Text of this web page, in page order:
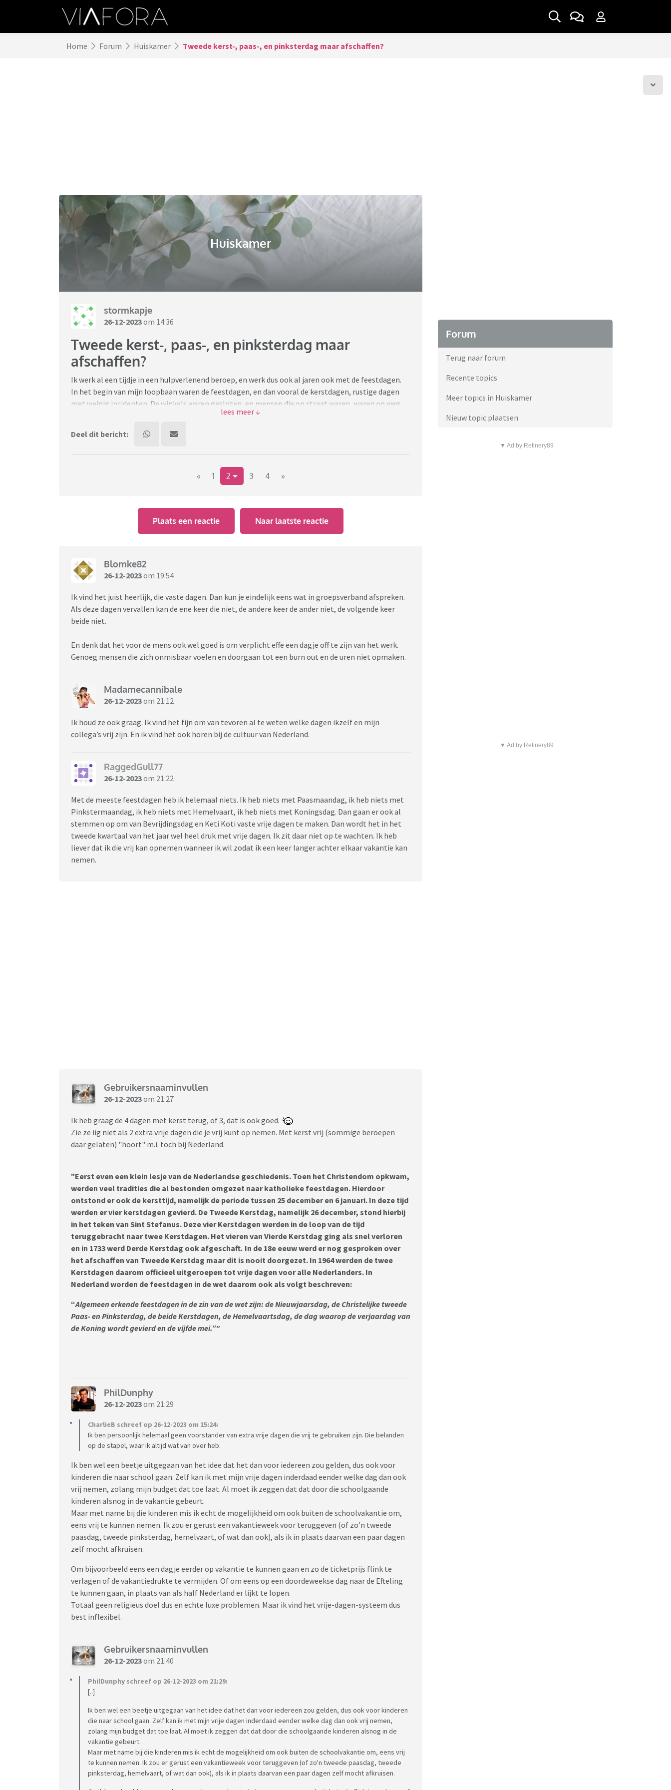
Home Forum Huiskamer Tweede kerst-, paas-, en pinksterdag maar afschaffen?
Huiskamer
stormkapje
26-12-2023om 14:36
Tweede kerst-, paas-, en pinksterdag maar
afschaffen?
Ik werk al een tijdje in een hulpverlenend beroep, en werk dus ook al jaren ook met de feestdagen.
In het begin van mijn loopbaan waren de feestdagen, en dan vooral de kerstdagen, rustige dagen
met weinig incidenten. De winkels waren gesloten, en mensen die op straat waren, waren op weg
naar familie of bekenden voor een kerstdiner o.i.d.
dinsdag qua aantallen incidenten. Op straat is het net zo druk als een normale dag, alle winkels zijn
Plus dat een groot deel van de inwoners hier vanuit religieuze redenen geen kerst vieren.
die naar eigen believen gebruikt kan worden ?
saillant detail, de parkeerplaats van de bekende buitensexlocatie hier in het rayon was vandaag wel
Deel dit bericht:
« 1 2 3 4 »
Plaats een reactie Naar laatste reactie
Blomke82
26-12-2023om 19:54
Ik vind het juist heerlijk, die vaste dagen. Dan kun je eindelijk eens wat in groepsverband afspreken.
Als deze dagen vervallen kan de ene keer die niet, de andere keer de ander niet, de volgende keer
beide niet.
En denk dat het voor de mens ook wel goed is om verplicht effe een dagje off te zijn van het werk.
Genoeg mensen die zich onmisbaar voelen en doorgaan tot een burn out en de uren niet opmaken.
Madamecannibale
26-12-2023om 21:12
Ik houd ze ook graag. Ik vind het fijn om van tevoren al te weten welke dagen ikzelf en mijn
collega’s vrij zijn. En ik vind het ook horen bij de cultuur van Nederland.
RaggedGull77
26-12-2023om 21:22
Met de meeste feestdagen heb ik helemaal niets. Ik heb niets met Paasmaandag, ik heb niets met
Pinkstermaandag, ik heb niets met Hemelvaart, ik heb niets met Koningsdag. Dan gaan er ook al
stemmen op om van Bevrijdingsdag en Keti Koti vaste vrije dagen te maken. Dan wordt het in het
tweede kwartaal van het jaar wel heel druk met vrije dagen. Ik zit daar niet op te wachten. Ik heb
liever dat ik die vrij kan opnemen wanneer ik wil zodat ik een keer langer achter elkaar vakantie kan
nemen.
Gebruikersnaaminvullen
26-12-2023om 21:27
Ik heb graag de 4 dagen met kerst terug, of 3, dat is ook goed.
Zie ze iig niet als 2 extra vrije dagen die je vrij kunt op nemen. Met kerst vrij (sommige beroepen
daar gelaten) "hoort" m.i. toch bij Nederland.
"Eerst even een klein lesje van de Nederlandse geschiedenis. Toen het Christendom opkwam,
werden veel tradities die al bestonden omgezet naar katholieke feestdagen. Hierdoor
ontstond er ook de kersttijd, namelijk de periode tussen 25 december en 6 januari. In deze tijd
werden er vier kerstdagen gevierd. De Tweede Kerstdag, namelijk 26 december, stond hierbij
in het teken van Sint Stefanus. Deze vier Kerstdagen werden in de loop van de tijd
teruggebracht naar twee Kerstdagen. Het vieren van Vierde Kerstdag ging als snel verloren
en in 1733 werd Derde Kerstdag ook afgeschaft. In de 18e eeuw werd er nog gesproken over
het afschaffen van Tweede Kerstdag maar dit is nooit doorgezet. In 1964 werden de twee
Kerstdagen daarom officieel uitgeroepen tot vrije dagen voor alle Nederlanders. In
Nederland worden de feestdagen in de wet daarom ook als volgt beschreven:
“Algemeen erkende feestdagen in de zin van de wet zijn: de Nieuwjaarsdag, de Christelijke tweede
Paas- en Pinksterdag, de beide Kerstdagen, de Hemelvaartsdag, de dag waarop de verjaardag van
de Koning wordt gevierd en de vijfde mei.”"
PhilDunphy
26-12-2023om 21:29
CharlieB schreef op 26-12-2023 om 15:24:
Ik ben persoonlijk helemaal geen voorstander van extra vrije dagen die vrij te gebruiken zijn. Die belanden
op de stapel, waar ik altijd wat van over heb.
Ik ben wel een beetje uitgegaan van het idee dat het dan voor iedereen zou gelden, dus ook voor
kinderen die naar school gaan. Zelf kan ik met mijn vrije dagen inderdaad eender welke dag dan ook
vrij nemen, zolang mijn budget dat toe laat. Al moet ik zeggen dat dat door die schoolgaande
kinderen alsnog in de vakantie gebeurt.
Maar met name bij die kinderen mis ik echt de mogelijkheid om ook buiten de schoolvakantie om,
eens vrij te kunnen nemen. Ik zou er gerust een vakantieweek voor teruggeven (of zo'n tweede
paasdag, tweede pinksterdag, hemelvaart, of wat dan ook), als ik in plaats daarvan een paar dagen
zelf mocht afkruisen.
Om bijvoorbeeld eens een dagje eerder op vakantie te kunnen gaan en zo de ticketprijs flink te
verlagen of de vakantiedrukte te vermijden. Of om eens op een doordeweekse dag naar de Efteling
te kunnen gaan, in plaats van als half Nederland er lijkt te lopen.
Totaal geen religieus doel dus en echte luxe problemen. Maar ik vind het vrije-dagen-systeem dus
best inflexibel.
Gebruikersnaaminvullen
26-12-2023om 21:40
PhilDunphy schreef op 26-12-2023 om 21:29:
[..]
Ik ben wel een beetje uitgegaan van het idee dat het dan voor iedereen zou gelden, dus ook voor kinderen
die naar school gaan. Zelf kan ik met mijn vrije dagen inderdaad eender welke dag dan ook vrij nemen,
zolang mijn budget dat toe laat. Al moet ik zeggen dat dat door die schoolgaande kinderen alsnog in de
vakantie gebeurt.
Maar met name bij die kinderen mis ik echt de mogelijkheid om ook buiten de schoolvakantie om, eens vrij
te kunnen nemen. Ik zou er gerust een vakantieweek voor teruggeven (of zo'n tweede paasdag, tweede
pinksterdag, hemelvaart, of wat dan ook), als ik in plaats daarvan een paar dagen zelf mocht afkruisen.
Forum
Terug naar forum
Recente topics
Meer topics in Huiskamer
Nieuw topic plaatsen
▼ Ad by Refinery89
▼ Ad by Refinery89